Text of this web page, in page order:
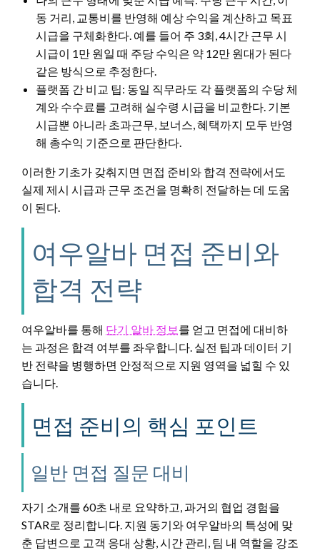
동 거리, 교통비를 반영해 예상 수익을 계산하고 목표
시급을 구체화한다. 예를 들어 주 3회, 4시간 근무 시
시급이 1만 원일 때 주당 수익은 약 12만 원대가 된다
같은 방식으로 추정한다.
플랫폼 간 비교 팁: 동일 직무라도 각 플랫폼의 수당 체
계와 수수료를 고려해 실수령 시급을 비교한다. 기본
시급뿐 아니라 초과근무, 보너스, 혜택까지 모두 반영
해 총수익 기준으로 판단한다.
이러한 기초가 갖춰지면 면접 준비와 합격 전략에서도
실제 제시 시급과 근무 조건을 명확히 전달하는 데 도움
이 된다.
여우알바 면접 준비와
합격 전략
여우알바를 통해 단기 알바 정보 를 얻고 면접에 대비하
는 과정은 합격 여부를 좌우합니다. 실전 팁과 데이터 기
반 전략을 병행하면 안정적으로 지원 영역을 넓힐 수 있
습니다.
면접 준비의 핵심 포인트
일반 면접 질문 대비
자기 소개를 60초 내로 요약하고, 과거의 협업 경험을
STAR로 정리합니다. 지원 동기와 여우알바의 특성에 맞
춘 답변으로 고객 응대 상황, 시간 관리, 팀 내 역할을 강조